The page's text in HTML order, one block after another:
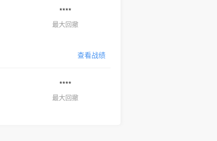
****
最大回撤
查看战绩
****
最大回撤